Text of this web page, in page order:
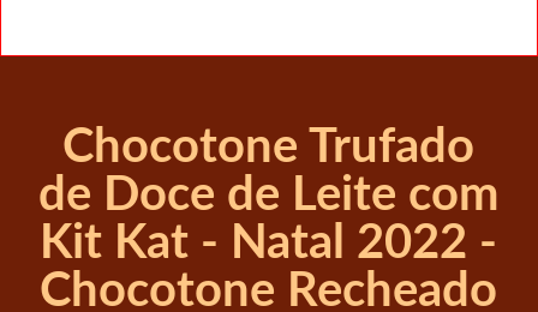
Chocotone Trufado
de Doce de Leite com
Kit Kat - Natal 2022 -
Chocotone Recheado